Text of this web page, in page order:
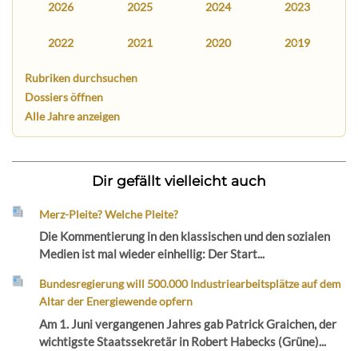
2026 2025 2024 2023
2022 2021 2020 2019
Rubriken durchsuchen
Dossiers öffnen
Alle Jahre anzeigen
Dir gefällt vielleicht auch
Merz-Pleite? Welche Pleite?
Die Kommentierung in den klassischen und den sozialen
Medien ist mal wieder einhellig: Der Start...
Bundesregierung will 500.000 Industriearbeitsplätze auf dem
Altar der Energiewende opfern
Am 1. Juni vergangenen Jahres gab Patrick Graichen, der
wichtigste Staatssekretär in Robert Habecks (Grüne)...